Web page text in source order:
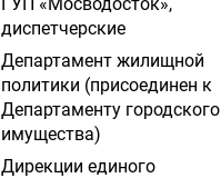
диспетчерские
Департамент жилищной
политики (присоединен к
Департаменту городского
имущества)
Дирекции единого